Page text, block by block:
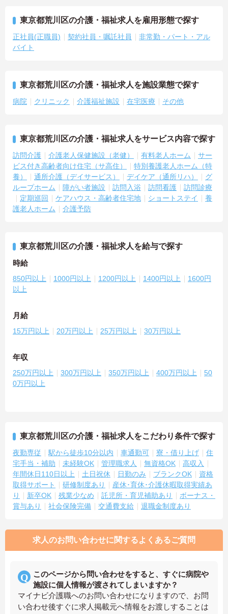
東京都荒川区の介護・福祉求人を雇用形態で探す
正社員(正職員) 契約社員・嘱託社員
非常勤・パート・アル
バイト
東京都荒川区の介護・福祉求人を施設業態で探す
病院 クリニック 介護福祉施設 在宅医療 その他
東京都荒川区の介護・福祉求人をサービス内容で探す
訪問介護 介護老人保健施設（老健） 有料老人ホーム
サー
ビス付き高齢者向け住宅（サ高住）
特別養護老人ホーム（特
養）
通所介護（デイサービス） デイケア（通所リハ）
グ
ループホーム
障がい者施設 訪問入浴 訪問看護
訪問診療
定期巡回
ケアハウス・高齢者住宅地 ショートステイ
養
護老人ホーム
介護予防
東京都荒川区の介護・福祉求人を給与で探す
時給
850円以上 1000円以上 1200円以上 1400円以上
1600円
以上
月給
15万円以上 20万円以上 25万円以上 30万円以上
年収
250万円以上 300万円以上 350万円以上 400万円以上
50
0万円以上
東京都荒川区の介護・福祉求人をこだわり条件で探す
夜勤専従 駅から徒歩10分以内 車通勤可 寮・借り上げ
住
宅手当・補助
未経験OK 管理職求人 無資格OK
高収入
年間休日110日以上
土日祝休 日勤のみ ブランクOK
資格
取得サポート
研修制度あり
産休･育休･介護休暇取得実績あ
り
新卒OK 残業少なめ 託児所・育児補助あり
ボーナス・
賞与あり
社会保険完備 交通費支給 退職金制度あり
求人のお問い合わせに関するよくあるご質問
このページから問い合わせをすると、すぐに病院や
施設に個人情報が渡されてしまいますか？
マイナビ介護職へのお問い合わせになりますので、お問
い合わせ後すぐに求人掲載元へ情報をお渡しすることは